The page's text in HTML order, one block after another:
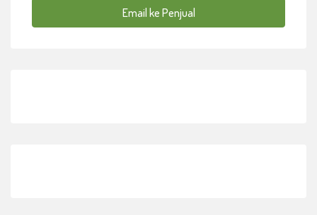
Email ke Penjual